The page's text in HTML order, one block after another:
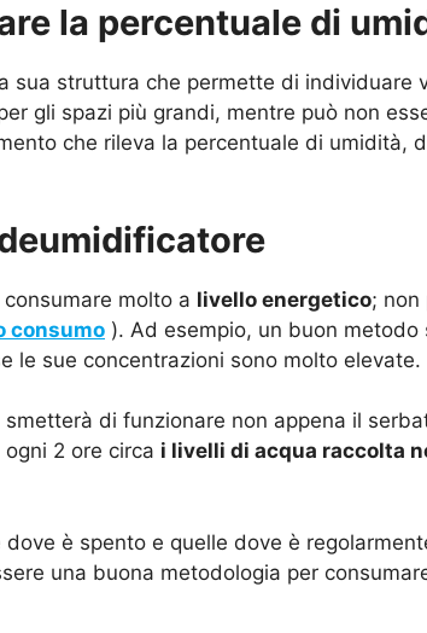
la percentuale di
sua struttura che permette di individuare
gli spazi più grandi, mentre può non
che rileva la percentuale di umidità,
molto a livello energetico; non
consumo ). Ad esempio, un buon
le sue concentrazioni sono molto elevate.
di funzionare non appena il
2 ore circa i livelli di acqua raccolta
è spento e quelle dove è
una buona metodologia per